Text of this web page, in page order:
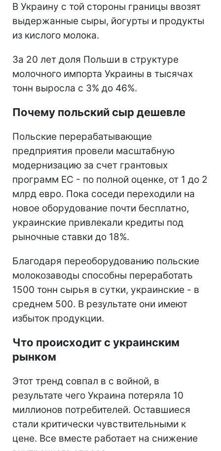
В Украину с той стороны границы ввозят
выдержанные сыры, йогурты и продукты
из кислого молока.
За 20 лет доля Польши в структуре
молочного импорта Украины в тысячах
тонн выросла с 3% до 46%.
Почему польский сыр дешевле
Польские перерабатывающие
предприятия провели масштабную
модернизацию за счет грантовых
программ ЕС - по полной оценке, от 1 до 2
млрд евро. Пока соседи переходили на
новое оборудование почти бесплатно,
украинские привлекали кредиты под
рыночные ставки до 18%.
Благодаря переоборудованию польские
молокозаводы способны переработать
1500 тонн сырья в сутки, украинские - в
среднем 500. В результате они имеют
избыток продукции.
Что происходит с украинским
рынком
Этот тренд совпал в с войной, в
результате чего Украина потеряла 10
миллионов потребителей. Оставшиеся
стали критически чувствительными к
цене. Все вместе работает на снижение